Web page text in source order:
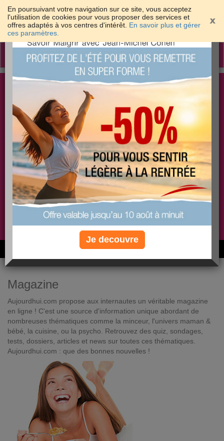
En poursuivant votre navigation sur ce site, vous acceptez
l'utilisation de cookies pour vous proposer des services et
offres adaptés à vos centres d'intérêt. En savoir plus et gérer
ces paramètres.
Toggle
Les meilleures solutions pour maigrir et être bien
dans sa peau
PLUS
EFFICACE
PLUS
SANTÉ
PLUS
COACHING
Non, je préfère le régime gratuit
6M de personnes ont maigri et réappris à manger avec nous
Magazine
Aujourdhui.com propose aux internautes un véritable magazine
en ligne ! C'est une source d'information unique abordant de
nombreuses thématiques comme la minceur, l'univers maman &
bébé, la cuisine, ou la psycho. Retrouvez des quiz, sondages,
tests, dossiers, articles et news sur toutes ces thématiques.
Aujourdhui.com : que des bonnes nouvelles !
×
Je decouvre